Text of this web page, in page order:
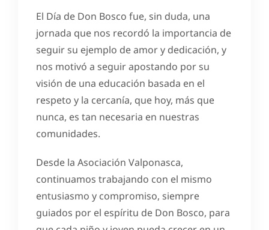
El Día de Don Bosco fue, sin duda, una
jornada que nos recordó la importancia de
seguir su ejemplo de amor y dedicación, y
nos motivó a seguir apostando por su
visión de una educación basada en el
respeto y la cercanía, que hoy, más que
nunca, es tan necesaria en nuestras
comunidades.
Desde la Asociación Valponasca,
continuamos trabajando con el mismo
entusiasmo y compromiso, siempre
guiados por el espíritu de Don Bosco, para